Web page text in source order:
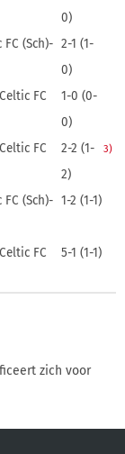
0)
FC (Sch)- 2-1 (1-
0)
FC
1-0 (0-
0)
FC
2-2 (1-
2)
3)
FC (Sch)- 1-2 (1-1)
FC
5-1 (1-1)
zich voor